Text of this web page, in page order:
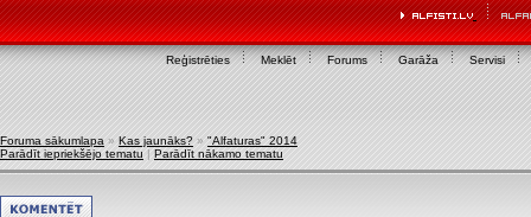
Reģistrēties Meklēt Forums Garāža Servisi
Foruma sākumlapa » Kas jaunāks? » "Alfaturas" 2014
Parādīt iepriekšējo tematu | Parādīt nākamo tematu